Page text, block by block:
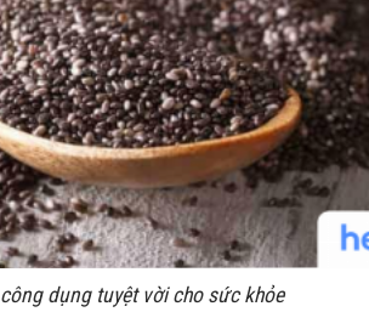
dụng tuyệt vời cho sức khỏe